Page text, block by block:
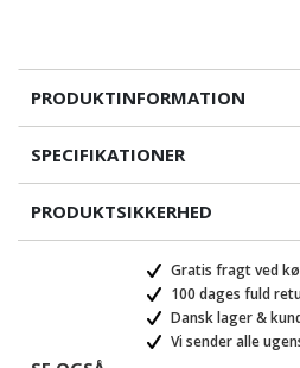
PRODUKTINFORMATION
SPECIFIKATIONER
PRODUKTSIKKERHED
Gratis fragt ved
100 dages fuld
Dansk lager &
Vi sender alle